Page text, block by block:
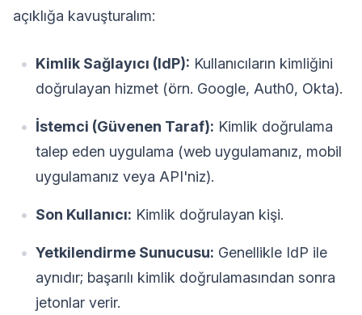
açıklığa kavuşturalım:
Kimlik Sağlayıcı (IdP): Kullanıcıların kimliğini
doğrulayan hizmet (örn. Google, Auth0, Okta).
İstemci (Güvenen Taraf): Kimlik doğrulama
talep eden uygulama (web uygulamanız, mobil
uygulamanız veya API'niz).
Son Kullanıcı: Kimlik doğrulayan kişi.
Yetkilendirme Sunucusu: Genellikle IdP ile
aynıdır; başarılı kimlik doğrulamasından sonra
jetonlar verir.